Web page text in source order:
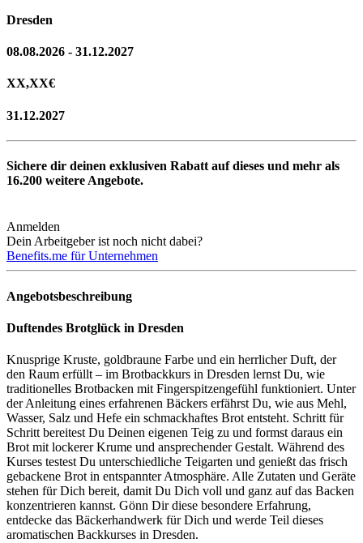
Dresden
08.08.2026 - 31.12.2027
XX,XX€
31.12.2027
Sichere dir deinen exklusiven Rabatt auf dieses und mehr als
16.200 weitere Angebote.
Anmelden
Dein Arbeitgeber ist noch nicht dabei?
Benefits.me für Unternehmen
Angebotsbeschreibung
Duftendes Brotglück in Dresden
Knusprige Kruste, goldbraune Farbe und ein herrlicher Duft, der
den Raum erfüllt – im Brotbackkurs in Dresden lernst Du, wie
traditionelles Brotbacken mit Fingerspitzengefühl funktioniert. Unter
der Anleitung eines erfahrenen Bäckers erfährst Du, wie aus Mehl,
Wasser, Salz und Hefe ein schmackhaftes Brot entsteht. Schritt für
Schritt bereitest Du Deinen eigenen Teig zu und formst daraus ein
Brot mit lockerer Krume und ansprechender Gestalt. Während des
Kurses testest Du unterschiedliche Teigarten und genießt das frisch
gebackene Brot in entspannter Atmosphäre. Alle Zutaten und Geräte
stehen für Dich bereit, damit Du Dich voll und ganz auf das Backen
konzentrieren kannst. Gönn Dir diese besondere Erfahrung,
entdecke das Bäckerhandwerk für Dich und werde Teil dieses
aromatischen Backkurses in Dresden.